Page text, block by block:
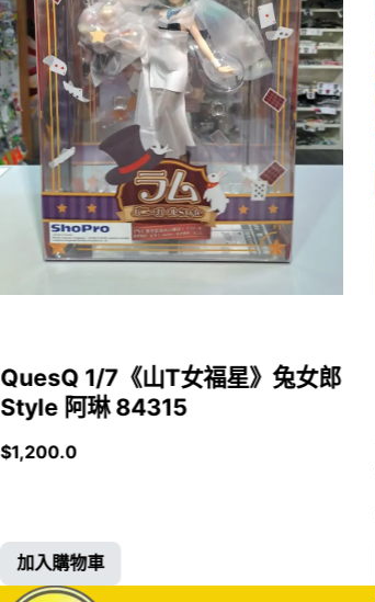
QuesQ 1/7《山T女福星》兔女郎
Style 阿琳 84315
$1,200.0
加入購物車